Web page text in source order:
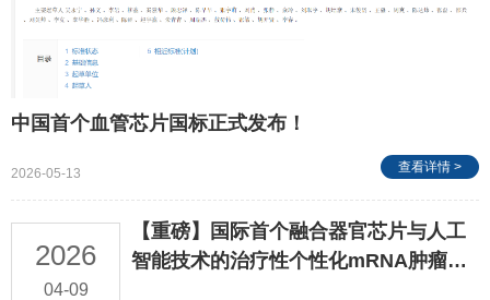
中国首个血管芯片国标正式发布！
2026-05-13 查看详情 >
2026
04-09
【重磅】国际首个融合器官芯片与人工
智能技术的治疗性个性化mRNA肿瘤疫